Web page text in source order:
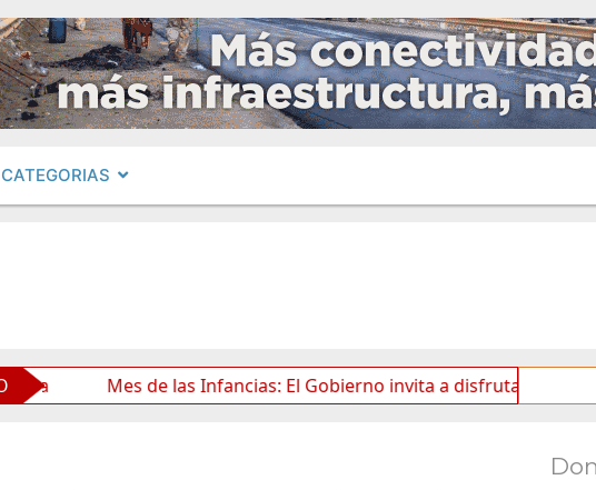
CATEGORIAS
Mes de las Infancias: El Gobierno invita a disfrutar de una nueva